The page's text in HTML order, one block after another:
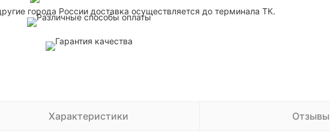
города России доставка осуществляется до терминала ТК.
Характеристики Отзывы